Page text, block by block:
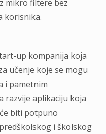
mikro filtere bez
korisnika.
up kompanija koja
učenje koje se mogu
i pametnim
razvije aplikaciju koja
biti potpuno
i školskog